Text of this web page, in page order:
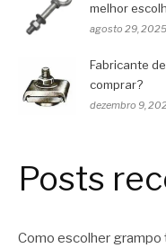
melhor
agosto 29, 2025
Fabricante
comprar?
dezembro 9,
Posts
Como escolher grampo